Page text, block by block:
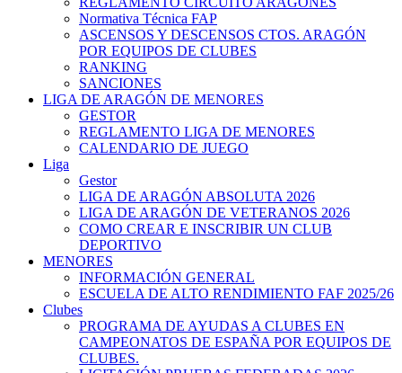
Normativa Técnica FAP
ASCENSOS Y DESCENSOS CTOS. ARAGÓN
POR EQUIPOS DE CLUBES
RANKING
SANCIONES
LIGA DE ARAGÓN DE MENORES
GESTOR
REGLAMENTO LIGA DE MENORES
CALENDARIO DE JUEGO
Liga
Gestor
LIGA DE ARAGÓN ABSOLUTA 2026
LIGA DE ARAGÓN DE VETERANOS 2026
COMO CREAR E INSCRIBIR UN CLUB
DEPORTIVO
MENORES
INFORMACIÓN GENERAL
ESCUELA DE ALTO RENDIMIENTO FAF 2025/26
Clubes
PROGRAMA DE AYUDAS A CLUBES EN
CAMPEONATOS DE ESPAÑA POR EQUIPOS DE
CLUBES.